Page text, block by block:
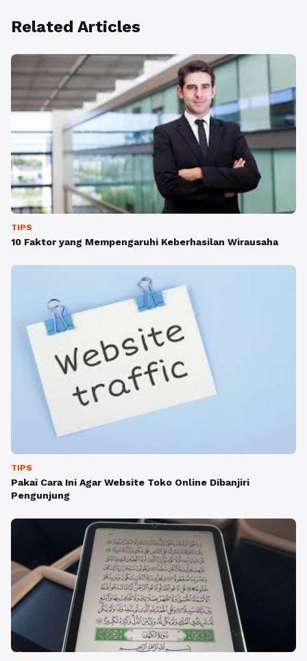
Related Articles
TIPS
10 Faktor yang Mempengaruhi Keberhasilan Wirausaha
TIPS
Pakai Cara Ini Agar Website Toko Online Dibanjiri
Pengunjung